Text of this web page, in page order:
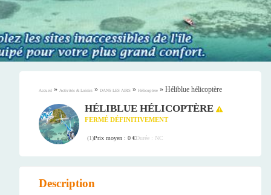
Accueil » Activités & Loisirs » DANS LES AIRS » Hélicoptère » Héliblue hélicoptère
HÉLIBLUE HÉLICOPTÈRE
FERMÉ DÉFINITIVEMENT
(1)Prix moyen : 0 €Durée : NC
Description